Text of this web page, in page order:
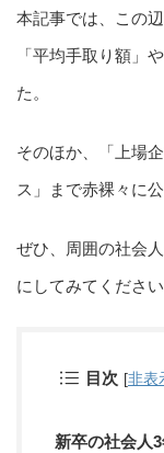
本記事では、この
「平均手取り額」
た。
そのほか、「上場
ス」まで赤裸々に公
ぜひ、周囲の社会
にしてみてください
目次 [非表
新卒の社会人